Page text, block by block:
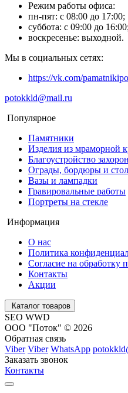
Режим работы офиса:
пн-пят: с 08:00 до 17:00;
суббота: с 09:00 до
воскресенье: выходной.
Мы в социальных сетях:
https://vk.com/
potokkld@mail.ru
Популярное
Памятники
Изделия из мраморной
Благоустройство
Ограды, бордюры и
Вазы и лампадки
Гравировальные работы
Портреты на стекле
Информация
О нас
Политика
Согласие на обработку
Контакты
Акции
Каталог товаров
SEO WWD
ООО "Поток" © 2026
Обратная связь
Viber Viber WhatsApp
Заказать звонок
Контакты